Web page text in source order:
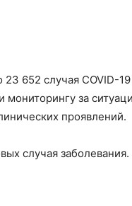
652 случая COVID-
за
проявлений.
случая заболевания.